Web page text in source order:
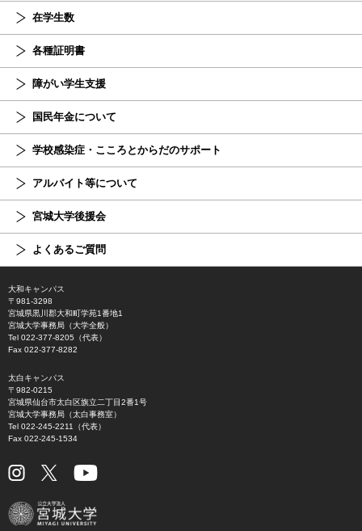
在学生数
各種証明書
障がい学生支援
国民年金について
学校感染症・こころとからだのサポート
アルバイト等について
宮城大学後援会
よくあるご質問
大和キャンパス
〒981-3298
宮城県黒川郡大和町学苑1番地1
宮城大学事務局（大学全般）
Tel 022-377-8205（代表）
Fax 022-377-8282
太白キャンパス
〒982-0215
宮城県仙台市太白区旗立二丁目2番1号
宮城大学事務局（太白事務室）
Tel 022-245-2211（代表）
Fax 022-245-1534